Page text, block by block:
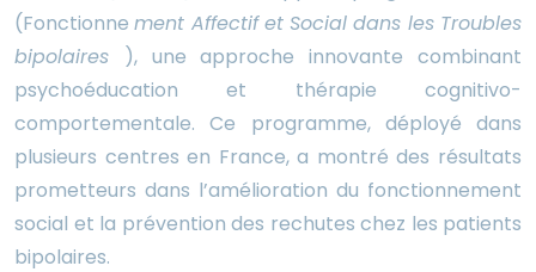
(Fonctionnement Affectif et Social dans les Troubles
bipolaires ), une approche innovante combinant
psychoéducation et thérapie cognitivo-
comportementale. Ce programme, déployé dans
plusieurs centres en France, a montré des résultats
prometteurs dans l’amélioration du fonctionnement
social et la prévention des rechutes chez les patients
bipolaires.